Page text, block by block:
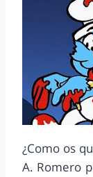
¿Como os
A. Romero